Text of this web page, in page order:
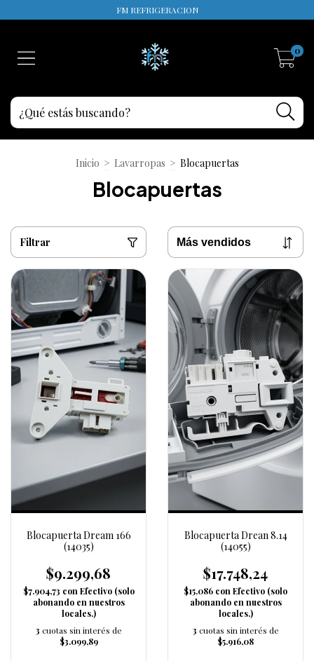
FM REFRIGERACION
0
Inicio > Lavarropas > Blocapuertas
Blocapuertas
Filtrar
Blocapuerta Dream 166
(14035)
$9.299,68
$7.904,73 con Efectivo (solo
abonando en nuestros
locales.)
3 cuotas sin interés de
$3.099,89
Blocapuerta Drean 8.14
(14055)
$17.748,24
$15.086 con Efectivo (solo
abonando en nuestros
locales.)
3 cuotas sin interés de
$5.916,08